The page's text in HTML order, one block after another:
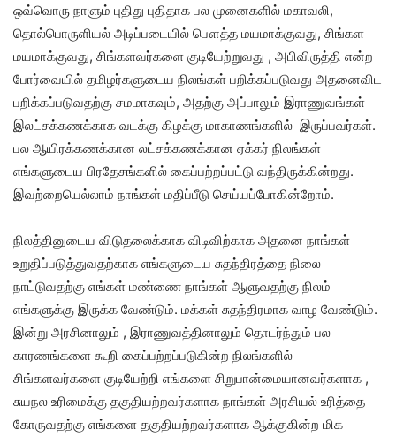
ஒவ்வொரு நாளும் புதிது புதிதாக பல முனைகளில் மகாவலி,
தொல்பொருளியல் அடிப்படையில் பௌத்த மயமாக்குவது, சிங்கள
மயமாக்குவது, சிங்களவர்களை குடியேற்றுவது , அபிவிருத்தி என்ற
போர்வையில் தமிழர்களுடைய நிலங்கள் பறிக்கப்படுவது அதனைவிட
பறிக்கப்படுவதற்கு சமமாகவும், அதற்கு அப்பாலும் இராணுவங்கள்
இலட்சக்கணக்காக வடக்கு கிழக்கு மாகாணங்களில் இருப்பவர்கள்.
பல ஆயிரக்கணக்கான லட்சக்கணக்கான ஏக்கர் நிலங்கள்
எங்களுடைய பிரதேசங்களில் கைப்பற்றப்பட்டு வந்திருக்கின்றது.
இவற்றையெல்லாம் நாங்கள் மதிப்பீடு செய்யப்போகின்றோம்.
நிலத்தினுடைய விடுதலைக்காக விடிவிற்காக அதனை நாங்கள்
உறுதிப்படுத்துவதற்காக எங்களுடைய சுதந்திரத்தை நிலை
நாட்டுவதற்கு எங்கள் மண்ணை நாங்கள் ஆளுவதற்கு நிலம்
எங்களுக்கு இருக்க வேண்டும். மக்கள் சுதந்திரமாக வாழ வேண்டும்.
இன்று அரசினாலும் , இராணுவத்தினாலும் தொடர்ந்தும் பல
காரணங்களை கூறி கைப்பற்றப்படுகின்ற நிலங்களில்
சிங்களவர்களை குடியேற்றி எங்களை சிறுபான்மையானவர்களாக ,
சுயநல உரிமைக்கு தகுதியற்றவர்களாக நாங்கள் அரசியல் உரித்தை
கோருவதற்கு எங்களை தகுதியற்றவர்களாக ஆக்குகின்ற மிக